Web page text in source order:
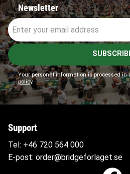
Newsletter
Your personal information is processed
policy.
Support
Tel: +46 720 564 000
E-post: order@bridgeforlaget.se